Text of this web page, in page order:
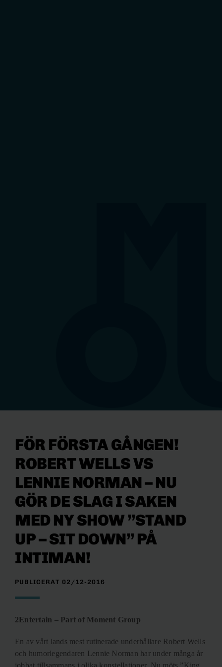
FÖR FÖRSTA GÅNGEN!
ROBERT WELLS VS
LENNIE NORMAN – NU
GÖR DE SLAG I SAKEN
MED NY SHOW ”STAND
UP – SIT DOWN” PÅ
INTIMAN!
PUBLICERAT 02/12-2016
2Entertain – Part of Moment Group
En av vårt lands mest rutinerade underhållare Robert Wells
och humorlegendaren Lennie Norman har under många år
jobbat tillsammans i olika konstellationer. Nu möts ”King